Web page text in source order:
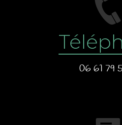
06 61 79